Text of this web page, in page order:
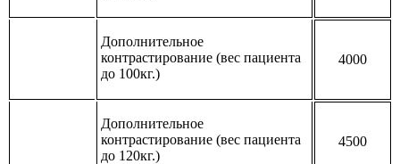
Дополнительное
контрастирование (вес пациента
до 100кг.)
4000
Дополнительное
контрастирование (вес пациента
до 120кг.)
4500